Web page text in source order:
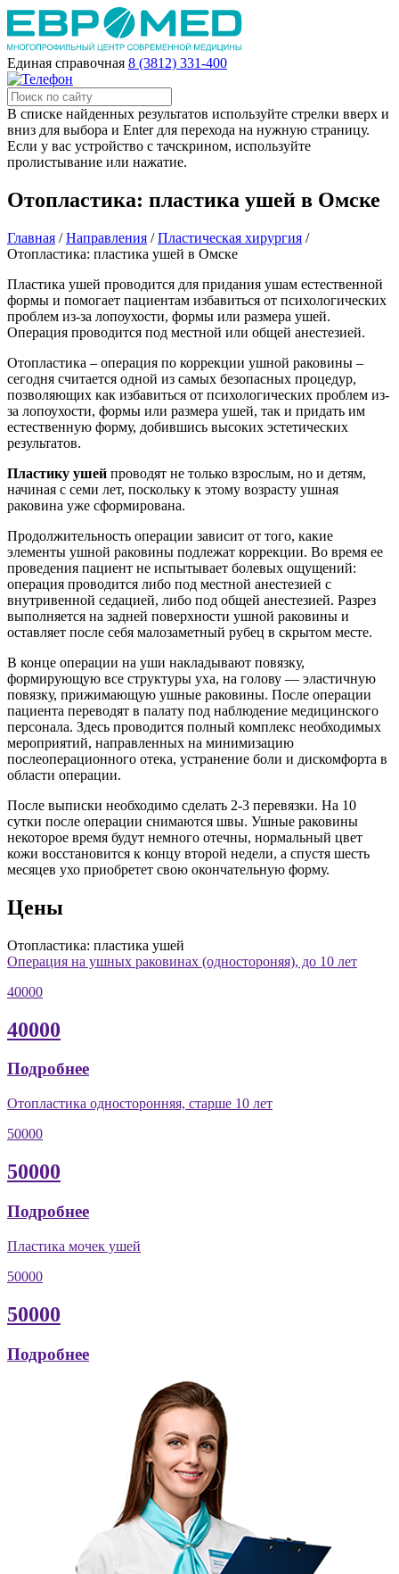
Единая справочная 8 (3812) 331-400
В списке найденных результатов используйте стрелки вверх и
вниз для выбора и Enter для перехода на нужную страницу.
Если у вас устройство с тачскрином, используйте
пролистывание или нажатие.
Отопластика: пластика ушей в Омске
Главная /Направления /Пластическая хирургия /
Отопластика: пластика ушей в Омске
Пластика ушей проводится для придания ушам естественной
формы и помогает пациентам избавиться от психологических
проблем из-за лопоухости, формы или размера ушей.
Операция проводится под местной или общей анестезией.
Отопластика – операция по коррекции ушной раковины –
сегодня считается одной из самых безопасных процедур,
позволяющих как избавиться от психологических проблем из-
за лопоухости, формы или размера ушей, так и придать им
естественную форму, добившись высоких эстетических
результатов.
Пластику ушей проводят не только взрослым, но и детям,
начиная с семи лет, поскольку к этому возрасту ушная
раковина уже сформирована.
Продолжительность операции зависит от того, какие
элементы ушной раковины подлежат коррекции. Во время ее
проведения пациент не испытывает болевых ощущений:
операция проводится либо под местной анестезией с
внутривенной седацией, либо под общей анестезией. Разрез
выполняется на задней поверхности ушной раковины и
оставляет после себя малозаметный рубец в скрытом месте.
В конце операции на уши накладывают повязку,
формирующую все структуры уха, на голову — эластичную
повязку, прижимающую ушные раковины. После операции
пациента переводят в палату под наблюдение медицинского
персонала. Здесь проводится полный комплекс необходимых
мероприятий, направленных на минимизацию
послеоперационного отека, устранение боли и дискомфорта в
области операции.
После выписки необходимо сделать 2-3 перевязки. На 10
сутки после операции снимаются швы. Ушные раковины
некоторое время будут немного отечны, нормальный цвет
кожи восстановится к концу второй недели, а спустя шесть
месяцев ухо приобретет свою окончательную форму.
Цены
Отопластика: пластика ушей
Операция на ушных раковинах (одностороняя), до 10 лет
40000
40000
Подробнее
Отопластика односторонняя, старше 10 лет
50000
50000
Подробнее
Пластика мочек ушей
50000
50000
Подробнее